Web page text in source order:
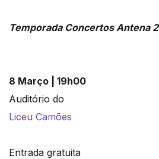
Temporada Concertos Antena 2
8 Março | 19h00
Auditório do
Liceu Camões
Entrada gratuita